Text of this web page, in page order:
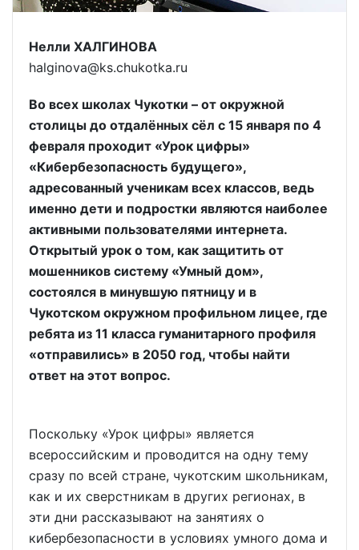
Нелли ХАЛГИНОВА
halginova@ks.chukotka.ru
Во всех школах Чукотки – от окружной
столицы до отдалённых сёл с 15 января по 4
февраля проходит «Урок цифры»
«Кибербезопасность будущего»,
адресованный ученикам всех классов, ведь
именно дети и подростки являются наиболее
активными пользователями интернета.
Открытый урок о том, как защитить от
мошенников систему «Умный дом»,
состоялся в минувшую пятницу и в
Чукотском окружном профильном лицее, где
ребята из 11 класса гуманитарного профиля
«отправились» в 2050 год, чтобы найти
ответ на этот вопрос.
Поскольку «Урок цифры» является
всероссийским и проводится на одну тему
сразу по всей стране, чукотским школьникам,
как и их сверстникам в других регионах, в
эти дни рассказывают на занятиях о
кибербезопасности в условиях умного дома и